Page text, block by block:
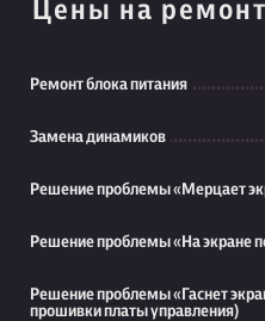
Цены на
Ремонт блока питания
Замена динамиков
Решение проблемы «Мерцает
Решение проблемы «На экране
Решение проблемы «Гаснет
прошивки платы управления)